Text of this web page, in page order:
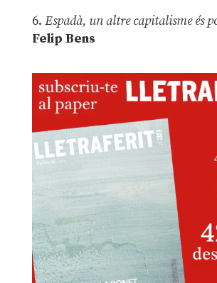
6. Espadà, un altre capitalisme és
Felip Bens